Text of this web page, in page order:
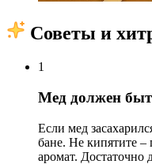
Советы и
1
Мед должен
Если мед
бане. Не кипятите –
аромат. Достаточно